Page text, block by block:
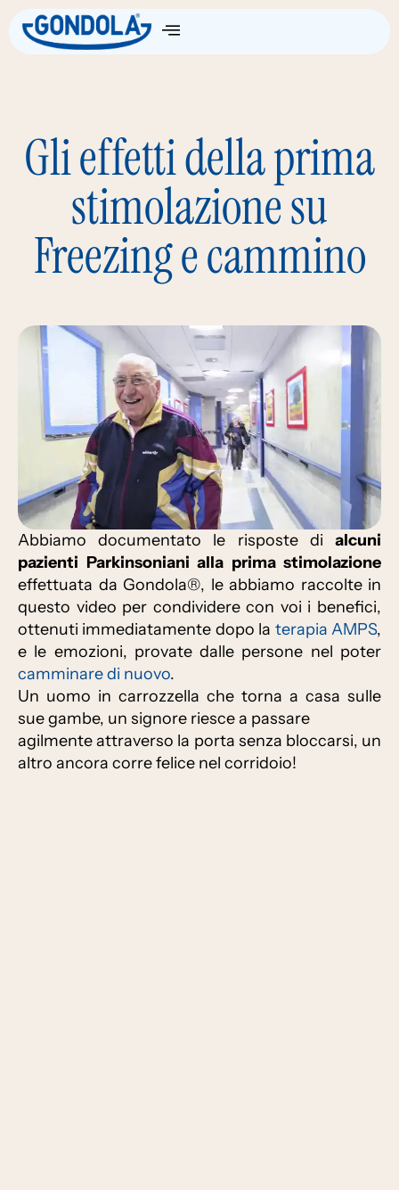
Gli effetti della prima
stimolazione su
Freezing e cammino
Abbiamo documentato le risposte di alcuni
pazienti Parkinsoniani alla prima stimolazione
effettuata da Gondola®, le abbiamo raccolte in
questo video per condividere con voi i benefici,
ottenuti immediatamente dopo la terapia AMPS,
e le emozioni, provate dalle persone nel poter
camminare di nuovo.
Un uomo in carrozzella che torna a casa sulle
sue gambe, un signore riesce a passare
agilmente attraverso la porta senza bloccarsi, un
altro ancora corre felice nel corridoio!